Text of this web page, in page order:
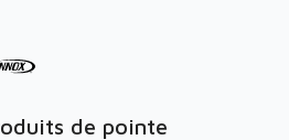
de pointe